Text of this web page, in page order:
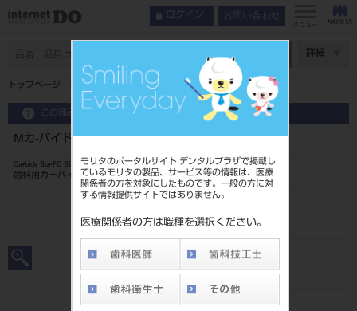
モリタのポータルサイト デンタルプラザで掲載し
ているモリタの製品、サービス等の情報は、医療
関係者の方を対象にしたものです。一般の方に対
する情報提供サイトではありません。
医療関係者の方は職種を選択ください。
ログイン お問い合わせ
メニュー
詳細
トップページ Mカ-バイドバ-+IクラスFG10入ブリスタ-#M1
この商品に関するお問い合わせ
Mカ-バイドバ-+IクラスFG10入ブリスタ-#M1
Carbide Bur-FG Blister Pac
歯科用カーバイドバー
202490406M1
JAN/EANコード
標準価格